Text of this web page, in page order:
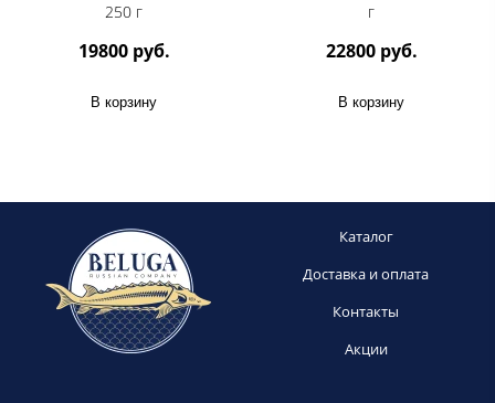
250 г
19800 руб.
В корзину
г
22800 руб.
В корзину
Каталог
Доставка и оплата
Контакты
Акции